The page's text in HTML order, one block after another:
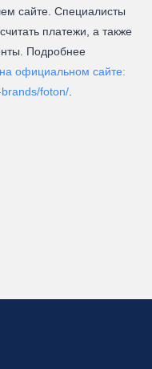
сайте. Специалисты
платежи, а также
Подробнее
на официальном сайте:
foton/